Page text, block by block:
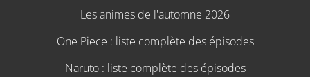
Les animes de l'automne 2026
One Piece : liste complète des épisodes
Naruto : liste complète des épisodes